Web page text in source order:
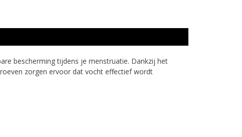
bescherming tijdens je menstruatie. Dankzij het
zorgen ervoor dat vocht effectief wordt